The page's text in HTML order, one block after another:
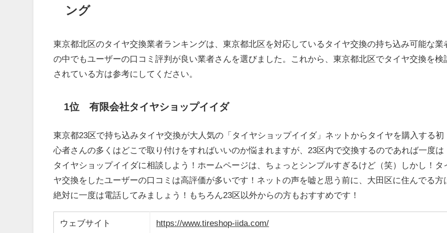
ング
東京都北区のタイヤ交換業者ランキングは、東京都北区を対応しているタイヤ交換の持ち込み可能な業
の中でもユーザーの口コミ評判が良い業者さんを選びました。これから、東京都北区でタイヤ交換を検
されている方は参考にしてください。
1位 有限会社タイヤショップイイダ
東京都23区で持ち込みタイヤ交換が大人気の「タイヤショップイイダ」ネットからタイヤを購入する初
心者さんの多くはどこで取り付けをすればいいのか悩まれますが、23区内で交換するのであれば一度は
タイヤショップイイダに相談しよう！ホームページは、ちょっとシンプルすぎるけど（笑）しかし！タ
ヤ交換をしたユーザーの口コミは高評価が多いです！ネットの声を嘘と思う前に、大田区に住んでる方
絶対に一度は電話してみましょう！もちろん23区以外からの方もおすすめです！
ウェブサイト https://www.tireshop-iida.com/